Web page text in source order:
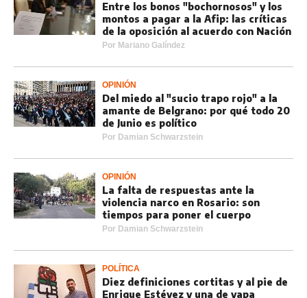
Entre los bonos "bochornosos" y los
montos a pagar a la Afip: las críticas
de la oposición al acuerdo con Nación
Por Mariano Galíndez
OPINIÓN
Del miedo al "sucio trapo rojo" a la
amante de Belgrano: por qué todo 20
de Junio es político
Por Damian Schwarzstein
OPINIÓN
La falta de respuestas ante la
violencia narco en Rosario: son
tiempos para poner el cuerpo
Por Damian Schwarzstein
POLÍTICA
Diez definiciones cortitas y al pie de
Enrique Estévez y una de yapa